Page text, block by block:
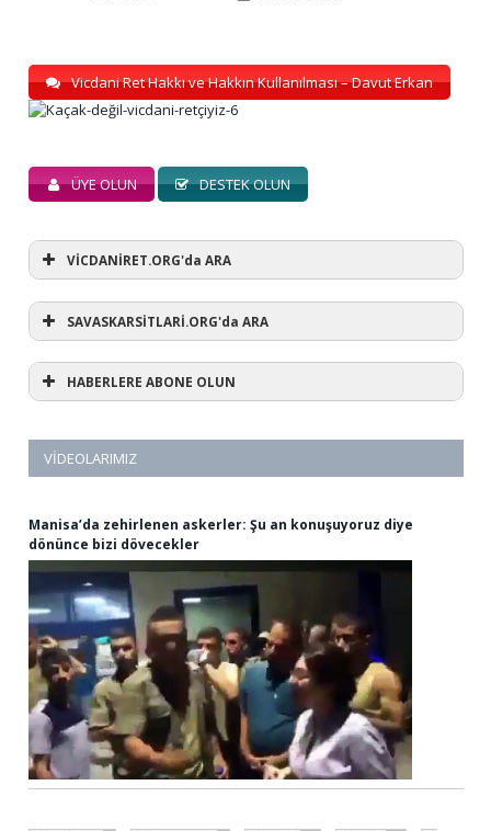
Vicdani Ret Hakkı ve Hakkın Kullanılması – Davut Erkan
ÜYE OLUN DESTEK OLUN
VİCDANİRET.ORG'da ARA
SAVASKARSİTLARİ.ORG'da ARA
HABERLERE ABONE OLUN
VIDEOLARIMIZ
Manisa’da zehirlenen askerler: Şu an konuşuyoruz diye
dönünce bizi dövecekler